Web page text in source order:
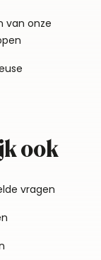
van onze
ook
vragen